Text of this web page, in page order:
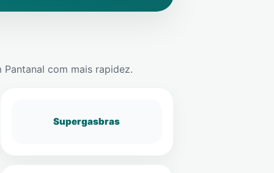
Pantanal com mais rapidez.
Supergasbras